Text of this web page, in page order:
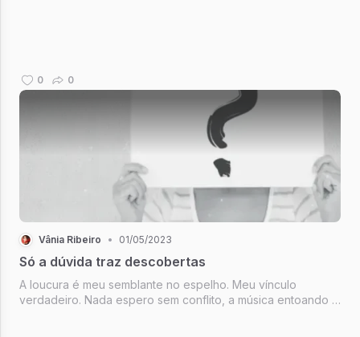
0 0
Vânia Ribeiro • 01/05/2023
Só a dúvida traz descobertas
A loucura é meu semblante no espelho. Meu vínculo
verdadeiro. Nada espero sem conflito, a música entoando é